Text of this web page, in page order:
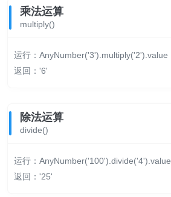
乘法运算
multiply()
运行：AnyNumber('3').multiply('2').value
返回：'6'
除法运算
divide()
运行：AnyNumber('100').divide('4').value
返回：'25'